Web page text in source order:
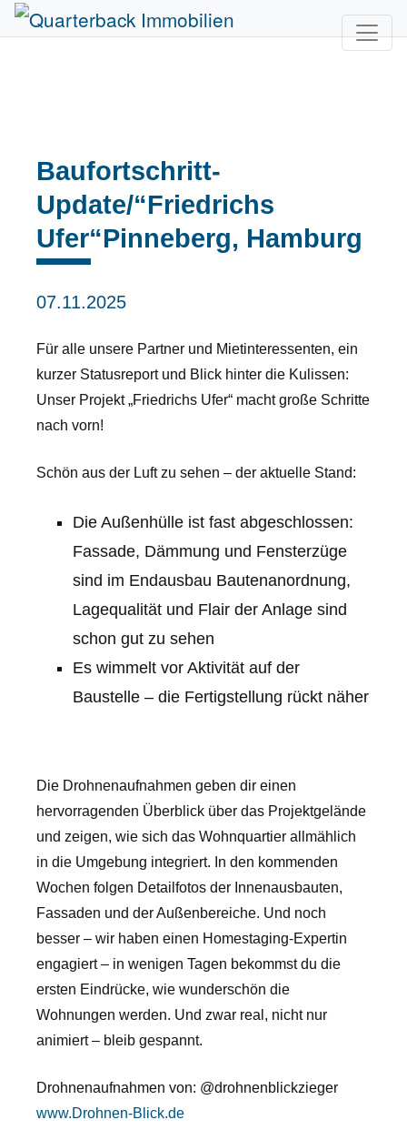
Baufortschritt-
Update/“Friedrichs
Ufer“Pinneberg, Hamburg
07.11.2025
Für alle unsere Partner und Mietinteressenten, ein
kurzer Statusreport und Blick hinter die Kulissen:
Unser Projekt „Friedrichs Ufer“ macht große Schritte
nach vorn!
Schön aus der Luft zu sehen – der aktuelle Stand:
Die Außenhülle ist fast abgeschlossen:
Fassade, Dämmung und Fensterzüge
sind im Endausbau Bautenanordnung,
Lagequalität und Flair der Anlage sind
schon gut zu sehen
Es wimmelt vor Aktivität auf der
Baustelle – die Fertigstellung rückt näher
Die Drohnenaufnahmen geben dir einen
hervorragenden Überblick über das Projektgelände
und zeigen, wie sich das Wohnquartier allmählich
in die Umgebung integriert. In den kommenden
Wochen folgen Detailfotos der Innenausbauten,
Fassaden und der Außenbereiche. Und noch
besser – wir haben einen Homestaging-Expertin
engagiert – in wenigen Tagen bekommst du die
ersten Eindrücke, wie wunderschön die
Wohnungen werden. Und zwar real, nicht nur
animiert – bleib gespannt.
Drohnenaufnahmen von: @drohnenblickzieger
www.Drohnen-Blick.de